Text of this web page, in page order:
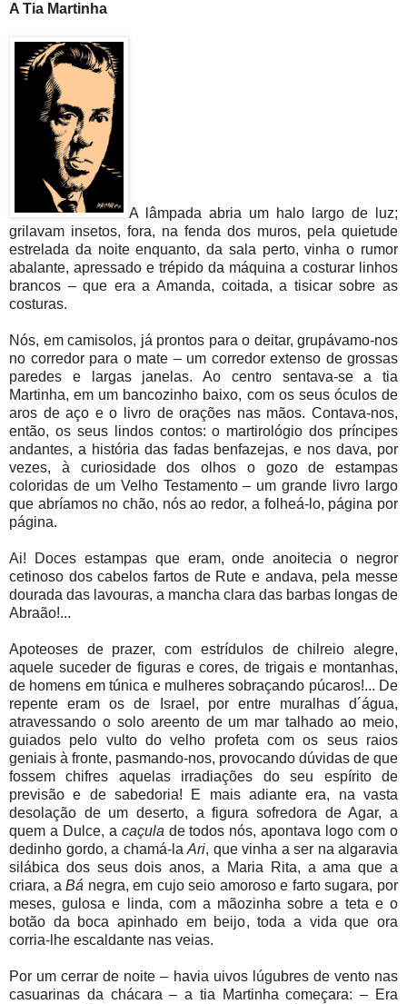
A Tia Martinha
A lâmpada abria um halo largo de luz;
grilavam insetos, fora, na fenda dos muros, pela quietude
estrelada da noite enquanto, da sala perto, vinha o rumor
abalante, apressado e trépido da máquina a costurar linhos
brancos – que era a Amanda, coitada, a tisicar sobre as
costuras.
Nós, em camisolos, já prontos para o deitar, grupávamo-nos
no corredor para o mate – um corredor extenso de grossas
paredes e largas janelas. Ao centro sentava-se a tia
Martinha, em um bancozinho baixo, com os seus óculos de
aros de aço e o livro de orações nas mãos. Contava-nos,
então, os seus lindos contos: o martirológio dos príncipes
andantes, a história das fadas benfazejas, e nos dava, por
vezes, à curiosidade dos olhos o gozo de estampas
coloridas de um Velho Testamento – um grande livro largo
que abríamos no chão, nós ao redor, a folheá-lo, página por
página.
Ai! Doces estampas que eram, onde anoitecia o negror
cetinoso dos cabelos fartos de Rute e andava, pela messe
dourada das lavouras, a mancha clara das barbas longas de
Abraão!...
Apoteoses de prazer, com estrídulos de chilreio alegre,
aquele suceder de figuras e cores, de trigais e montanhas,
de homens em túnica e mulheres sobraçando púcaros!... De
repente eram os de Israel, por entre muralhas d´água,
atravessando o solo areento de um mar talhado ao meio,
guiados pelo vulto do velho profeta com os seus raios
geniais à fronte, pasmando-nos, provocando dúvidas de que
fossem chifres aquelas irradiações do seu espírito de
previsão e de sabedoria! E mais adiante era, na vasta
desolação de um deserto, a figura sofredora de Agar, a
quem a Dulce, a caçula de todos nós, apontava logo com o
dedinho gordo, a chamá-la Ari, que vinha a ser na algaravia
silábica dos seus dois anos, a Maria Rita, a ama que a
criara, aBá negra, em cujo seio amoroso e farto sugara, por
meses, gulosa e linda, com a mãozinha sobre a teta e o
botão da boca apinhado em beijo, toda a vida que ora
corria-lhe escaldante nas veias.
Por um cerrar de noite – havia uivos lúgubres de vento nas
casuarinas da chácara – a tia Martinha começara: – Era